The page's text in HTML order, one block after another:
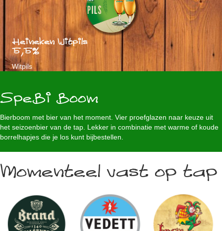
Heineken Witpils
5,5%
Witpils
SpeBi Boom
Bierboom met bier van het moment. Vier proefglazen naar keuze uit
het seizoenbier van de tap. Lekker in combinatie met warme of koude
borrelhapjes die je los kunt bijbestellen.
Momenteel vast op tap